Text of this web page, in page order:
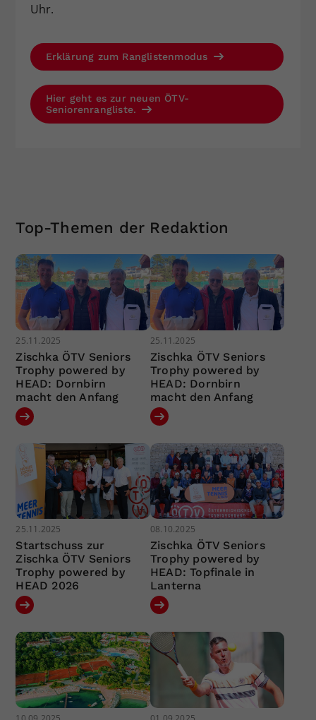
Uhr.
Erklärung zum Ranglistenmodus
Hier geht es zur neuen ÖTV-
Seniorenrangliste.
Top-Themen der Redaktion
25.11.2025
Zischka ÖTV Seniors
Trophy powered by
HEAD: Dornbirn
macht den Anfang
25.11.2025
Zischka ÖTV Seniors
Trophy powered by
HEAD: Dornbirn
macht den Anfang
25.11.2025
Startschuss zur
Zischka ÖTV Seniors
Trophy powered by
HEAD 2026
08.10.2025
Zischka ÖTV Seniors
Trophy powered by
HEAD: Topfinale in
Lanterna